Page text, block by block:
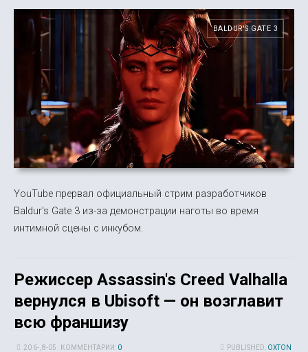
BALDUR'S GATE 3
YouTube прервал официальный стрим разработчиков
Baldur's Gate 3 из-за демонстрации наготы во время
интимной сцены с инкубом.
Режиссер Assassin's Creed Valhalla
вернулся в Ubisoft — он возглавит
всю франшизу
PUBLISHED: OXTON
20 6-, 8-05 КОММЕНТАРИИ: 0